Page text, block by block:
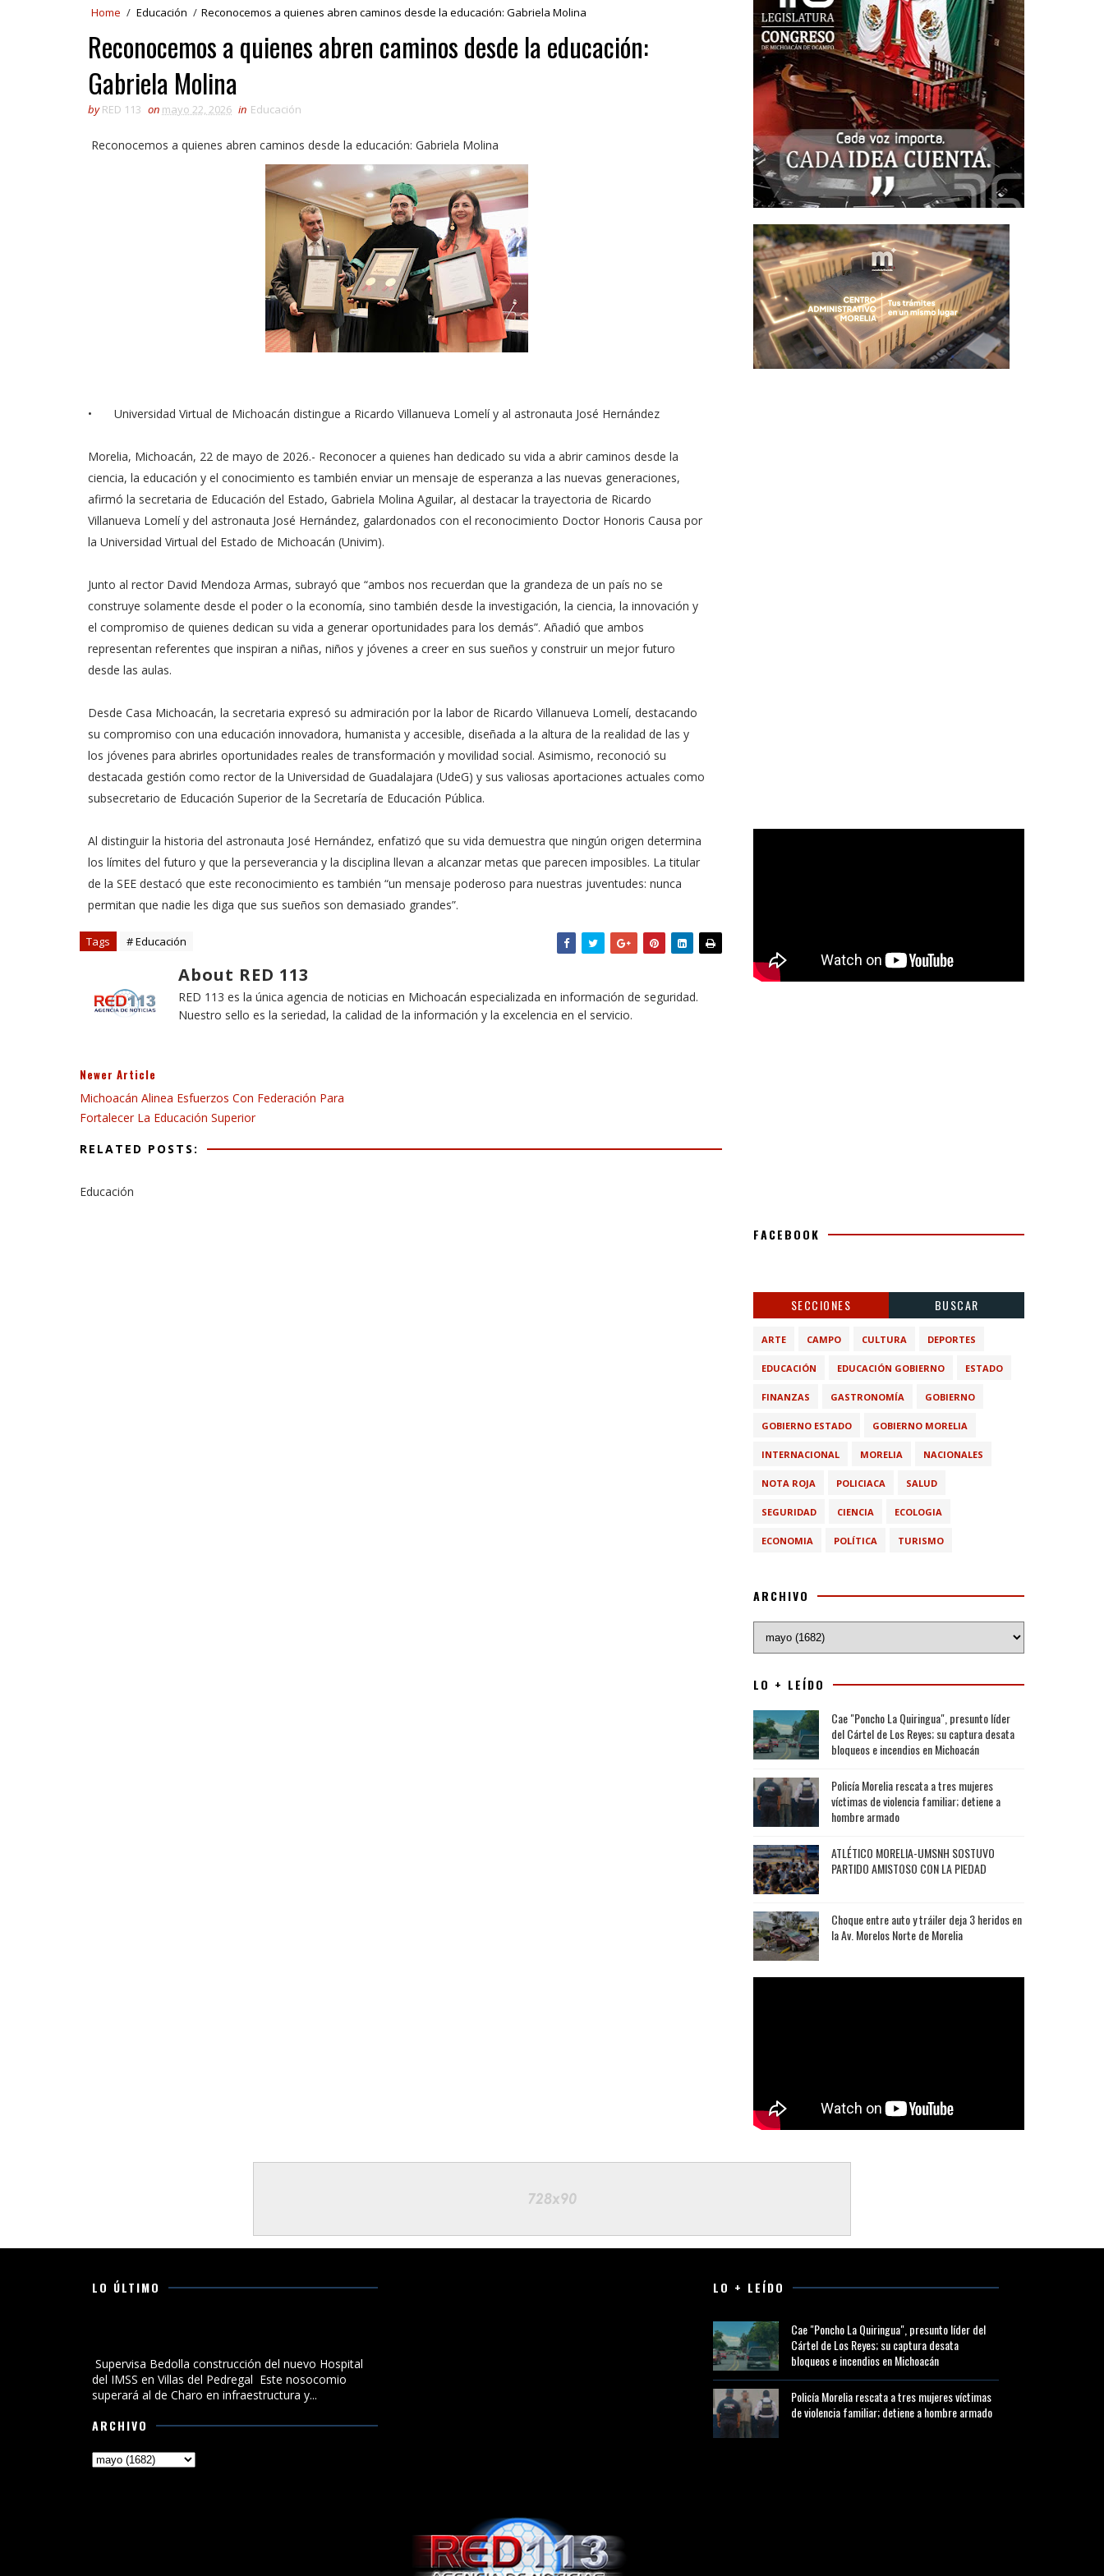
Home / Educación / Reconocemos a quienes abren caminos desde la educación: Gabriela Molina
Reconocemos a quienes abren caminos desde la educación:
Gabriela Molina
by RED 113 on mayo 22, 2026 in Educación
Reconocemos a quienes abren caminos desde la educación: Gabriela Molina
• Universidad Virtual de Michoacán distingue a Ricardo Villanueva Lomelí y al astronauta José Hernández
Morelia, Michoacán, 22 de mayo de 2026.- Reconocer a quienes han dedicado su vida a abrir caminos desde la
ciencia, la educación y el conocimiento es también enviar un mensaje de esperanza a las nuevas generaciones,
afirmó la secretaria de Educación del Estado, Gabriela Molina Aguilar, al destacar la trayectoria de Ricardo
Villanueva Lomelí y del astronauta José Hernández, galardonados con el reconocimiento Doctor Honoris Causa por
la Universidad Virtual del Estado de Michoacán (Univim).
Junto al rector David Mendoza Armas, subrayó que “ambos nos recuerdan que la grandeza de un país no se
construye solamente desde el poder o la economía, sino también desde la investigación, la ciencia, la innovación y
el compromiso de quienes dedican su vida a generar oportunidades para los demás”. Añadió que ambos
representan referentes que inspiran a niñas, niños y jóvenes a creer en sus sueños y construir un mejor futuro
desde las aulas.
Desde Casa Michoacán, la secretaria expresó su admiración por la labor de Ricardo Villanueva Lomelí, destacando
su compromiso con una educación innovadora, humanista y accesible, diseñada a la altura de la realidad de las y
los jóvenes para abrirles oportunidades reales de transformación y movilidad social. Asimismo, reconoció su
destacada gestión como rector de la Universidad de Guadalajara (UdeG) y sus valiosas aportaciones actuales como
subsecretario de Educación Superior de la Secretaría de Educación Pública.
Al distinguir la historia del astronauta José Hernández, enfatizó que su vida demuestra que ningún origen determina
los límites del futuro y que la perseverancia y la disciplina llevan a alcanzar metas que parecen imposibles. La titular
de la SEE destacó que este reconocimiento es también “un mensaje poderoso para nuestras juventudes: nunca
permitan que nadie les diga que sus sueños son demasiado grandes”.
Tags # Educación
About RED 113
RED 113 es la única agencia de noticias en Michoacán especializada en información de seguridad.
Nuestro sello es la seriedad, la calidad de la información y la excelencia en el servicio.
Newer Article
Michoacán Alinea Esfuerzos Con Federación Para
Fortalecer La Educación Superior
RELATED POSTS:
Educación
FACEBOOK
SECCIONES BUSCAR
ARTE CAMPO CULTURA DEPORTES
EDUCACIÓN EDUCACIÓN GOBIERNO ESTADO
FINANZAS GASTRONOMÍA GOBIERNO
GOBIERNO ESTADO GOBIERNO MORELIA
INTERNACIONAL MORELIA NACIONALES
NOTA ROJA POLICIACA SALUD
SEGURIDAD CIENCIA ECOLOGIA
ECONOMIA POLÍTICA TURISMO
ARCHIVO
LO + LEÍDO
Cae "Poncho La Quiringua", presunto líder
del Cártel de Los Reyes; su captura desata
bloqueos e incendios en Michoacán
Policía Morelia rescata a tres mujeres
víctimas de violencia familiar; detiene a
hombre armado
ATLÉTICO MORELIA-UMSNH SOSTUVO
PARTIDO AMISTOSO CON LA PIEDAD
Choque entre auto y tráiler deja 3 heridos en
la Av. Morelos Norte de Morelia
LO ÚLTIMO
Supervisa Bedolla construcción del nuevo Hospital
del IMSS en Villas del Pedregal Este nosocomio
superará al de Charo en infraestructura y...
ARCHIVO
LO + LEÍDO
Cae "Poncho La Quiringua", presunto líder del
Cártel de Los Reyes; su captura desata
bloqueos e incendios en Michoacán
Policía Morelia rescata a tres mujeres víctimas
de violencia familiar; detiene a hombre armado